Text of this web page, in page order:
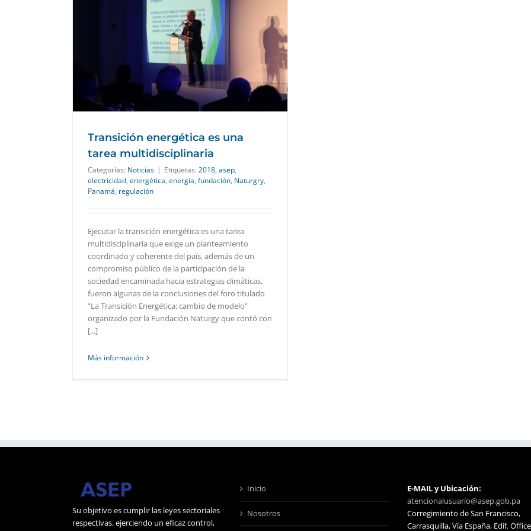
Transición energética es una
tarea multidisciplinaria
Categorías: Noticias | Etiquetas: 2018, asep,
electricidad, energética, energía, fundación, Naturgry,
Panamá, regulación
Ejecutar la transición energética es una tarea
multidisciplinaria que exige un planteamiento
coordinado y coherente del país, además de un
compromiso público de la participación de la
sociedad encaminada hacia estrategias climáticas,
fueron algunas de la conclusiones del foro titulado
“La Transición Energética: cambio de modelo”
organizado por la Fundación Naturgy que contó con
[...]
Más información
Su objetivo es cumplir las leyes sectoriales
respectivas, ejerciendo un eficaz control,
Inicio
Nosotros
E-MAIL y Ubicación:
atencionalusuario@asep.gob.pa
Corregimiento de San Francisco,
Carrasquilla, Vía España, Edif.